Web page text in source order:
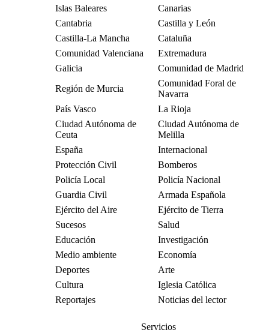
Islas Baleares
Canarias
Cantabria
Castilla y León
Castilla-La Mancha
Cataluña
Comunidad Valenciana
Extremadura
Galicia
Comunidad de Madrid
Región de Murcia
Comunidad Foral de
Navarra
País Vasco
La Rioja
Ciudad Autónoma de
Ceuta
Ciudad Autónoma de
Melilla
España
Internacional
Protección Civil
Bomberos
Policía Local
Policía Nacional
Guardia Civil
Armada Española
Ejército del Aire
Ejército de Tierra
Sucesos
Salud
Educación
Investigación
Medio ambiente
Economía
Deportes
Arte
Cultura
Iglesia Católica
Reportajes
Noticias del lector
Servicios